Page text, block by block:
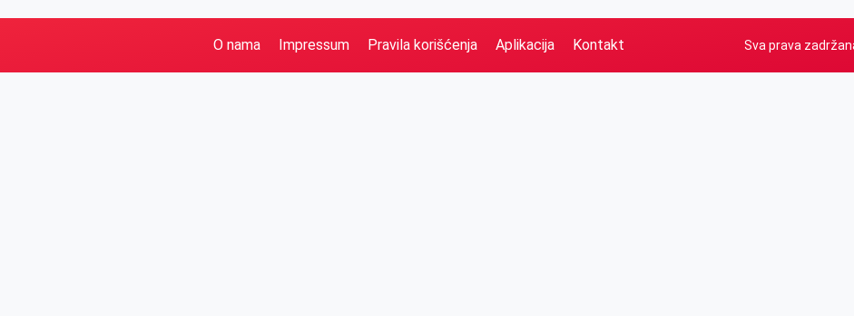
O nama Impressum Pravila korišćenja Aplikacija Kontakt Sva prava